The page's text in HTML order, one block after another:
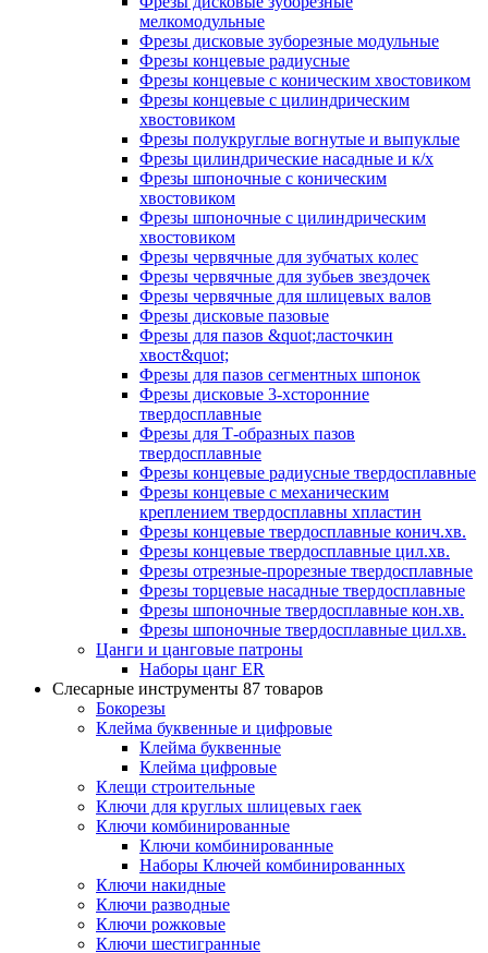
мелкомодульные
Фрезы дисковые зуборезные модульные
Фрезы концевые радиусные
Фрезы концевые с коническим хвостовиком
Фрезы концевые с цилиндрическим
хвостовиком
Фрезы полукруглые вогнутые и выпуклые
Фрезы цилиндрические насадные и к/х
Фрезы шпоночные с коническим
хвостовиком
Фрезы шпоночные с цилиндрическим
хвостовиком
Фрезы червячные для зубчатых колес
Фрезы червячные для зубьев звездочек
Фрезы червячные для шлицевых валов
Фрезы дисковые пазовые
Фрезы для пазов &quot;ласточкин
хвост&quot;
Фрезы для пазов сегментных шпонок
Фрезы дисковые 3-хсторонние
твердосплавные
Фрезы для Т-образных пазов
твердосплавные
Фрезы концевые радиусные твердосплавные
Фрезы концевые с механическим
креплением твердосплавны хпластин
Фрезы концевые твердосплавные конич.хв.
Фрезы концевые твердосплавные цил.хв.
Фрезы отрезные-прорезные твердосплавные
Фрезы торцевые насадные твердосплавные
Фрезы шпоночные твердосплавные кон.хв.
Фрезы шпоночные твердосплавные цил.хв.
Цанги и цанговые патроны
Наборы цанг ER
Слесарные инструменты 87 товаров
Бокорезы
Клейма буквенные и цифровые
Клейма буквенные
Клейма цифровые
Клещи строительные
Ключи для круглых шлицевых гаек
Ключи комбинированные
Ключи комбинированные
Наборы Ключей комбинированных
Ключи накидные
Ключи разводные
Ключи рожковые
Ключи шестигранные